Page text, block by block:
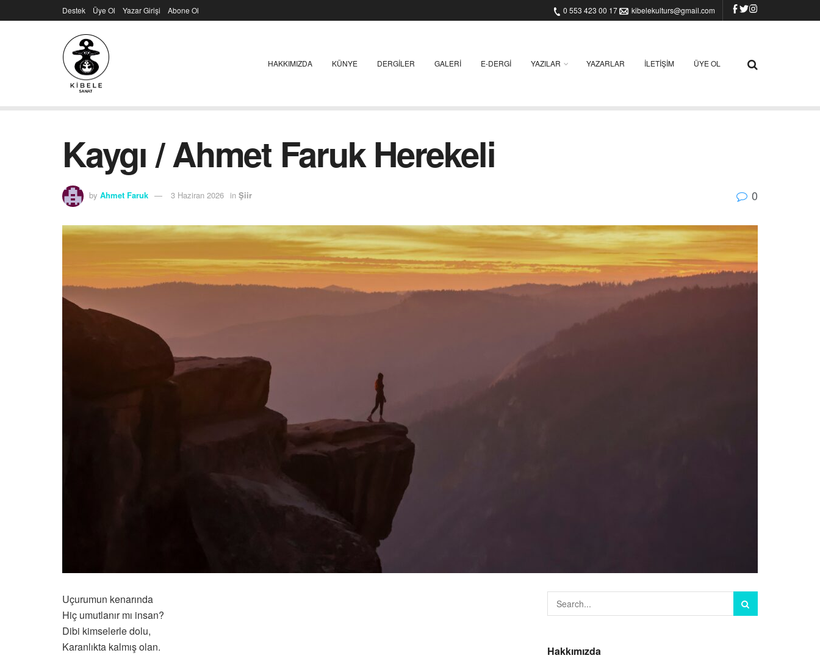
Destek Üye Ol Yazar Girişi Abone Ol 0 553 423 00 17 kibelekulturs@gmail.com
HAKKIMIZDA KÜNYE DERGILER GALERI E-DERGI YAZILAR YAZARLAR İLETIŞIM ÜYE OL
Kaygı / Ahmet Faruk Herekeli
by Ahmet Faruk 3 Haziran 2026 in Şiir 0
Uçurumun kenarında
Hiç umutlanır mı insan?
Dibi kimselerle dolu,
Karanlıkta kalmış olan.
Hakkımızda